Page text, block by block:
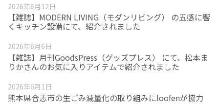
2026年6月12日
【雑誌】MODERN LIVING（モダンリビング） の五感に響
くキッチン設備にて、紹介されました
2026年6月6日
【雑誌】月刊GoodsPress（グッズプレス） にて、松本ま
りかさんのお気に入りアイテムで紹介されました
2026年6月1日
熊本県合志市の生ごみ減量化の取り組みにloofenが協力